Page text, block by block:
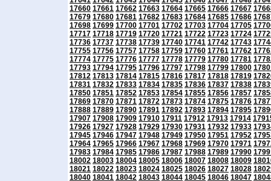
17660 17661 17662 17663 17664 17665 17666 17667
17679 17680 17681 17682 17683 17684 17685 17686
17698 17699 17700 17701 17702 17703 17704 17705
17717 17718 17719 17720 17721 17722 17723 17724
17736 17737 17738 17739 17740 17741 17742 17743
17755 17756 17757 17758 17759 17760 17761 17762
17774 17775 17776 17777 17778 17779 17780 17781
17793 17794 17795 17796 17797 17798 17799 17800
17812 17813 17814 17815 17816 17817 17818 17819
17831 17832 17833 17834 17835 17836 17837 17838
17850 17851 17852 17853 17854 17855 17856 17857
17869 17870 17871 17872 17873 17874 17875 17876
17888 17889 17890 17891 17892 17893 17894 17895
17907 17908 17909 17910 17911 17912 17913 17914
17926 17927 17928 17929 17930 17931 17932 17933
17945 17946 17947 17948 17949 17950 17951 17952
17964 17965 17966 17967 17968 17969 17970 17971
17983 17984 17985 17986 17987 17988 17989 17990
18002 18003 18004 18005 18006 18007 18008 18009
18021 18022 18023 18024 18025 18026 18027 18028
18040 18041 18042 18043 18044 18045 18046 18047